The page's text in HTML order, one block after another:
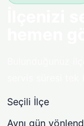
Seçili İlçe
Aynı gün